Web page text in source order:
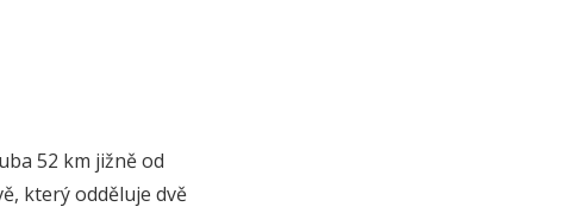
52 km jižně od
který odděluje dvě